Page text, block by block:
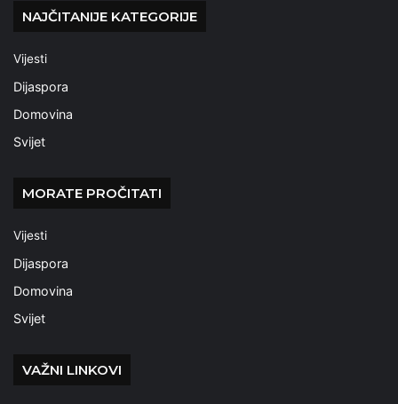
NAJČITANIJE KATEGORIJE
Vijesti
Dijaspora
Domovina
Svijet
MORATE PROČITATI
Vijesti
Dijaspora
Domovina
Svijet
VAŽNI LINKOVI